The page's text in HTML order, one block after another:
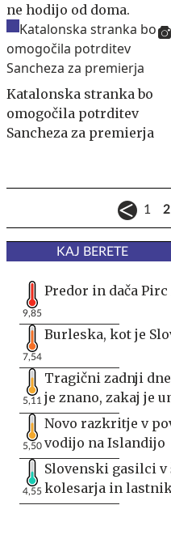
ne hodijo od doma.
Katalonska stranka bo
omogočila potrditev
Sancheza za premierja
1 2
KAJ BERETE
9,85
Predor in dača
7,54
Burleska, kot je
5,11
Tragični zadnji
je znano, zakaj je
5,50
Novo razkritje v
vodijo na Islandijo
4,55
Slovenski gasilci v
kolesarja in